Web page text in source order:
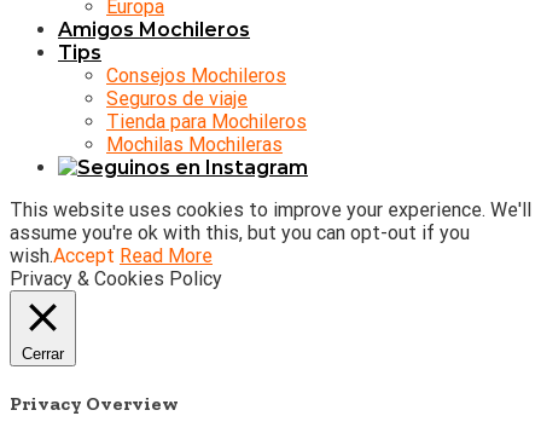
Europa
Amigos Mochileros
Tips
Consejos Mochileros
Seguros de viaje
Tienda para Mochileros
Mochilas Mochileras
This website uses cookies to improve your experience. We'll
assume you're ok with this, but you can opt-out if you
wish.Accept Read More
Privacy & Cookies Policy
Cerrar
Privacy Overview